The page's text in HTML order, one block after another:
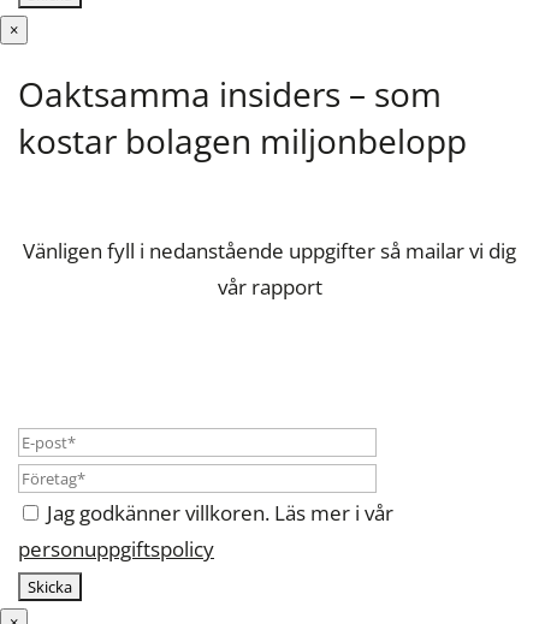
×
Oaktsamma insiders – som
kostar bolagen miljonbelopp
Vänligen fyll i nedanstående uppgifter så mailar vi dig
vår rapport
Jag godkänner villkoren. Läs mer i vår
personuppgiftspolicy